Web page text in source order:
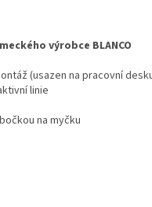
Avýrobce BLANCO
(usazen na pracovní
linie
na myčku